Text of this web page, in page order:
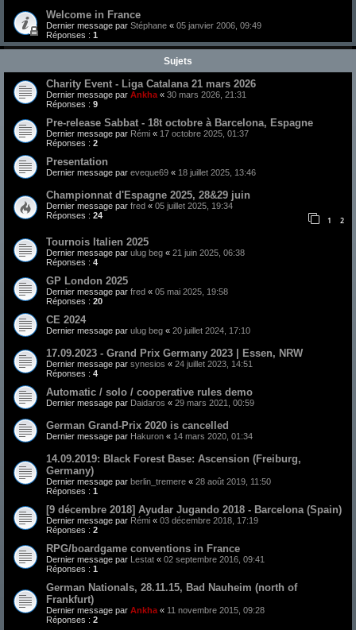
Welcome in France
Dernier message par Stéphane « 05 janvier 2006, 09:49
Réponses : 1
Sujets
Charity Event - Liga Catalana 21 mars 2026
Dernier message par Ankha« 30 mars 2026, 21:31
Réponses : 9
Pre-release Sabbat - 18t octobre à Barcelona, Espagne
Dernier message par Rémi « 17 octobre 2025, 01:37
Réponses : 2
Presentation
Dernier message par eveque69 « 18 juillet 2025, 13:46
Championnat d'Espagne 2025, 28&29 juin
Dernier message par fred « 05 juillet 2025, 19:34
Réponses : 24 1 2
Tournois Italien 2025
Dernier message par ulug beg « 21 juin 2025, 06:38
Réponses : 4
GP London 2025
Dernier message par fred « 05 mai 2025, 19:58
Réponses : 20
CE 2024
Dernier message par ulug beg « 20 juillet 2024, 17:10
17.09.2023 - Grand Prix Germany 2023 | Essen, NRW
Dernier message par synesios « 24 juillet 2023, 14:51
Réponses : 4
Automatic / solo / cooperative rules demo
Dernier message par Daidaros « 29 mars 2021, 00:59
German Grand-Prix 2020 is cancelled
Dernier message par Hakuron « 14 mars 2020, 01:34
14.09.2019: Black Forest Base: Ascension (Freiburg,
Germany)
Dernier message par berlin_tremere « 28 août 2019, 11:50
Réponses : 1
[9 décembre 2018] Ayudar Jugando 2018 - Barcelona (Spain)
Dernier message par Rémi « 03 décembre 2018, 17:19
Réponses : 2
RPG/boardgame conventions in France
Dernier message par Lestat « 02 septembre 2016, 09:41
Réponses : 1
German Nationals, 28.11.15, Bad Nauheim (north of
Frankfurt)
Dernier message par Ankha « 11 novembre 2015, 09:28
Réponses : 2